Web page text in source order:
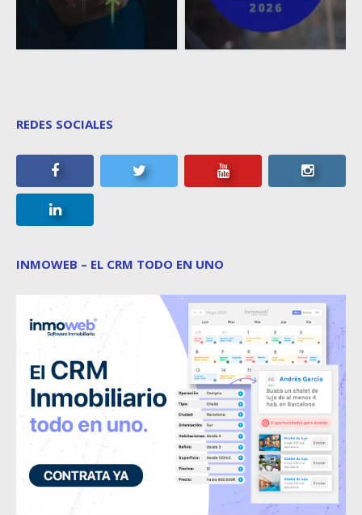
REDES SOCIALES
INMOWEB – EL CRM TODO EN UNO